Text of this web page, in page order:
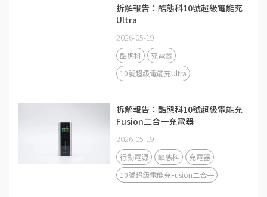
拆解報告：酷態科10號超級電能充
Ultra
2026-05-19
酷態科
充電器
10號超級電能充Ultra
拆解報告：酷態科10號超級電能充
Fusion二合一充電器
2026-05-19
行動電源 酷態科
充電器
10號超級電能充Fusion二合一